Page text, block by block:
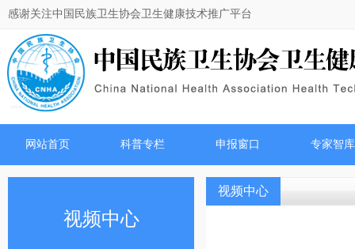
感谢关注中国民族卫生协会卫生健康技术推广平台
网站首页 科普专栏 申报窗口 专家智库
视频中心
视频中心